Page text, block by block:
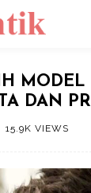
MODEL
DAN
15.9K VIEWS